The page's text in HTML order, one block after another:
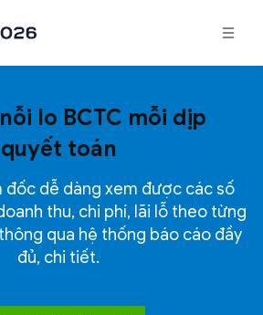
lo BCTC mỗi dịp
quyết toán
đốc dễ dàng xem được các số
thu, chi phí, lãi lỗ theo từng
qua hệ thống báo cáo đầy
đủ, chi tiết.